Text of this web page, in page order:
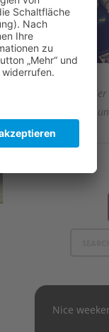
Ralf
Dittmann
Nice